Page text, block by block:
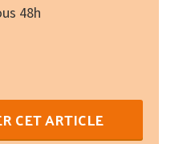
48h
CET ARTICLE